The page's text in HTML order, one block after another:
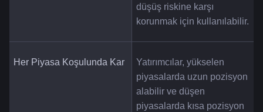
düşüş riskine karşı
korunmak için kullanılabilir.
Her Piyasa Koşulunda Kar
Yatırımcılar, yükselen
piyasalarda uzun pozisyon
alabilir ve düşen
piyasalarda kısa pozisyon